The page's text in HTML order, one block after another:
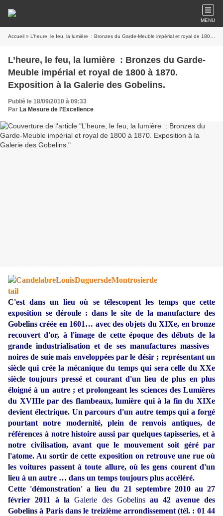
MENU
Accueil » L’heure, le feu, la lumière : Bronzes du Garde-Meuble impérial et royal de 1800 à 1870. Exposition à la Galerie des Gobelins.
L’heure, le feu, la lumière : Bronzes du Garde-
Meuble impérial et royal de 1800 à 1870.
Exposition à la Galerie des Gobelins.
Publié le 18/09/2010 à 09:33
Par La Mesure de l'Excellence
C'est dans un lieu où se télescopent les temps que cette
exposition se déroule : dans le site de la manufacture des
Gobelins créée en 1601… avec des objets du XIXe, en bronze
recouvert d'or, à l'image de cette époque des débuts de la
grande industrialisation et de ses manufactures massives
noires de suie mais enveloppées par le désir ; représentant un
siècle qui crée la mécanique du temps qui sera celle du XXe
siècle toujours pressé et courant d'un lieu de plus en plus
éloigné à un autre ; et prolongeant les sciences des Lumières
du XVIIIe par des flambeaux, lumière qui à la fin du XIXe
devient électrique. Un parcours d'un autre temps qui a forgé
pourtant notre modernité, plein de renvois antiques, de
références à notre histoire aussi par quelques tapisseries, et à
notre civilisation, avant que le mouvement soit géré par
l'atome. Au sortir de cette exposition on retrouve une rue où
les voitures passent à toute allure, où les gens courent d'un
lieu à un autre … dans un temps toujours plus accéléré.
Cette 'démonstration' a lieu du 21 septembre 2010 au 27
février 2011 à la
Galerie des Gobelins au 42 avenue des
Gobelins à Paris dans le treizième arrondissement (tél. : 01 44